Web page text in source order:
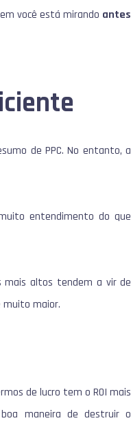
você está mirando antes
de PPC. No entanto, a
entendimento do que
mais altos tendem a vir de
muito maior.
de lucro tem o ROI mais
maneira de destruir o